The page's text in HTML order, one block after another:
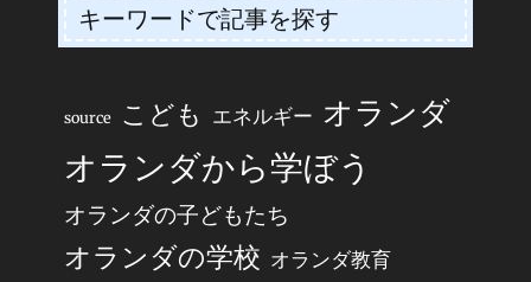
キーワードで記事を探す
source こども エネルギー オランダ
オランダから学ぼう
オランダの子どもたち
オランダの学校 オランダ教育